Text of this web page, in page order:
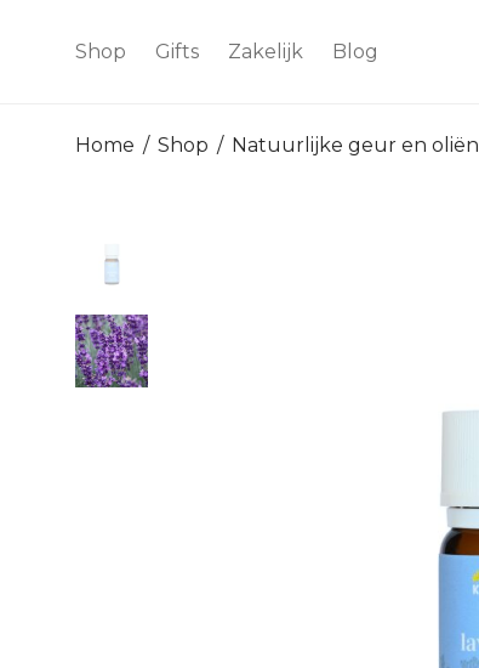
Shop Gifts Zakelijk Blog
Home / Shop / Natuurlijke geur en oliën